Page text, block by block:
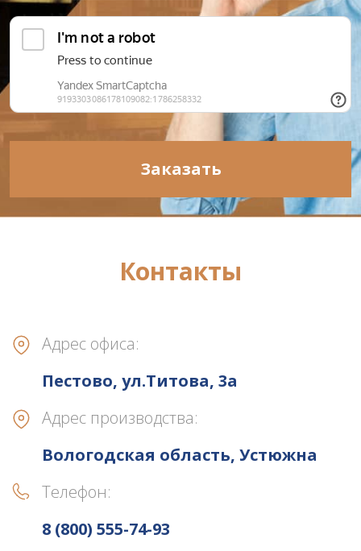
Заказать
Контакты
Адрес офиса:
Пестово, ул.Титова, 3а
Адрес производства:
Вологодская область, Устюжна
Телефон:
8 (800) 555-74-93